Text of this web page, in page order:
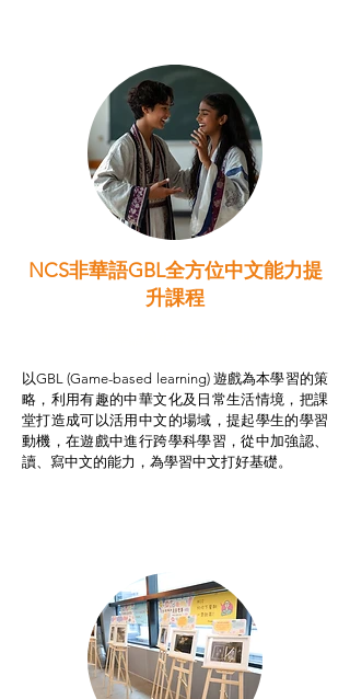
NCS非華語GBL全方位中文能力提
升課程
以GBL (Game-based learning) 遊戲為本學習的策
略，利用有趣的中華文化及日常生活情境，把課
堂打造成可以活用中文的場域，提起學生的學習
動機，在遊戲中進行跨學科學習，從中加強認、
讀、寫中文的能力，為學習中文打好基礎。